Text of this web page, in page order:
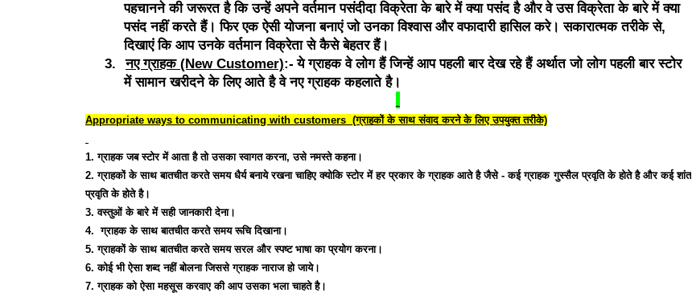
पहचानने की जरूरत है कि उन्हें अपने वर्तमान पसंदीदा विक्रेता के बारे में क्या पसंद है और वे उस विक्रेता के बारे में क्या
पसंद नहीं करते हैं। फिर एक ऐसी योजना बनाएं जो उनका विश्वास और वफादारी हासिल करे। सकारात्मक तरीके से,
दिखाएं कि आप उनके वर्तमान विक्रेता से कैसे बेहतर हैं।
3.
नए ग्राहक (New Customer):- ये ग्राहक वे लोग हैं जिन्हें आप पहली बार देख रहे हैं अर्थात जो लोग पहली बार स्टोर
में सामान खरीदने के लिए आते है वे नए ग्राहक कहलाते है।
Appropriate ways to communicating with customers (ग्राहकों के साथ संवाद करने के लिए उपयुक्त तरीके)
1. ग्राहक जब स्टोर में आता है तो उसका स्वागत करना, उसे नमस्ते कहना।
2. ग्राहकों के साथ बातचीत करते समय धैर्य बनाये रखना चाहिए क्योकि स्टोर में हर प्रकार के ग्राहक आते है जैसे - कई ग्राहक गुस्सैल प्रवृति के होते है और कई शांत
प्रवृति के होते है।
3. वस्तुओं के बारे में सही जानकारी देना।
4. ग्राहक के साथ बातचीत करते समय रूचि दिखाना।
5. ग्राहकों के साथ बातचीत करते समय सरल और स्पष्ट भाषा का प्रयोग करना।
6. कोई भी ऐसा शब्द नहीं बोलना जिससे ग्राहक नाराज हो जाये।
7. ग्राहक को ऐसा महसूस करवाए की आप उसका भला चाहते है।